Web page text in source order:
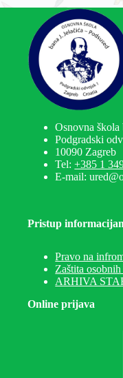
Osnovna škola
Podgradski
10090 Zagreb
Tel:+385 1
E-mail:
Pristup
Pravo na
Zaštita osobnih
ARHIVA
Online prijava